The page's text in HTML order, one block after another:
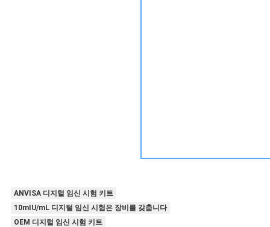
ANVISA 디지털 임신 시험 키트
10mIU/mL 디지털 임신 시험은 장비를 갖춥니다
OEM 디지털 임신 시험 키트